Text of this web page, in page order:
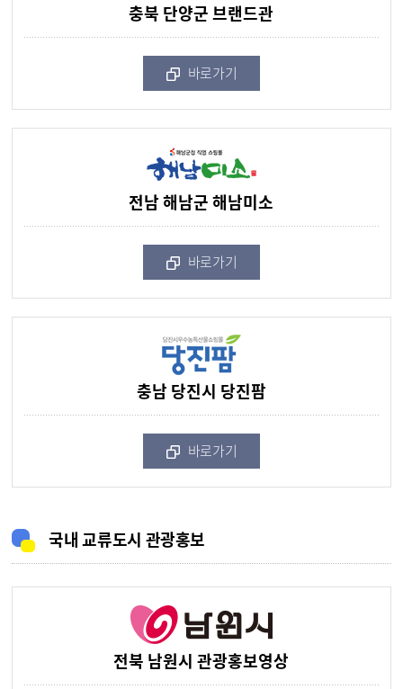
충북 단양군 브랜드관
바로가기
전남 해남군 해남미소
바로가기
충남 당진시 당진팜
바로가기
국내 교류도시 관광홍보
전북 남원시 관광홍보영상